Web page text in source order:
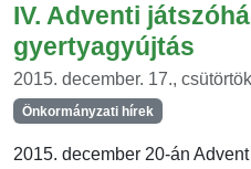
IV. Adventi
gyertyagyújtás
2015. december. 17., csütörtök
Önkormányzati hírek
2015. december 20-án